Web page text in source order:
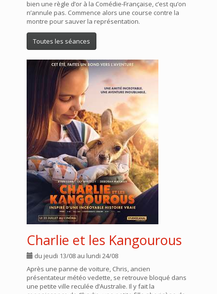
bien une règle d’or à la Comédie-Française, c’est qu’on
n’annule pas. Commence alors une course contre la
montre pour sauver la représentation.
Toutes les séances
Charlie et les Kangourous
du jeudi 13/08 au lundi 24/08
Après une panne de voiture, Chris, ancien
présentateur météo vedette, se retrouve bloqué dans
une petite ville reculée d’Australie. Il y fait la